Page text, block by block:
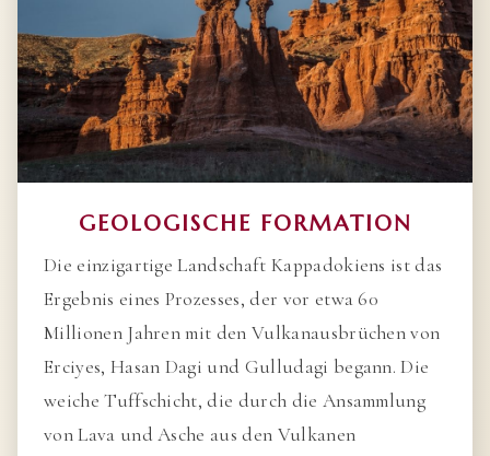
GEOLOGISCHE FORMATION
Die einzigartige Landschaft Kappadokiens ist das
Ergebnis eines Prozesses, der vor etwa 60
Millionen Jahren mit den Vulkanausbrüchen von
Erciyes, Hasan Dagi und Gulludagi begann. Die
weiche Tuffschicht, die durch die Ansammlung
von Lava und Asche aus den Vulkanen